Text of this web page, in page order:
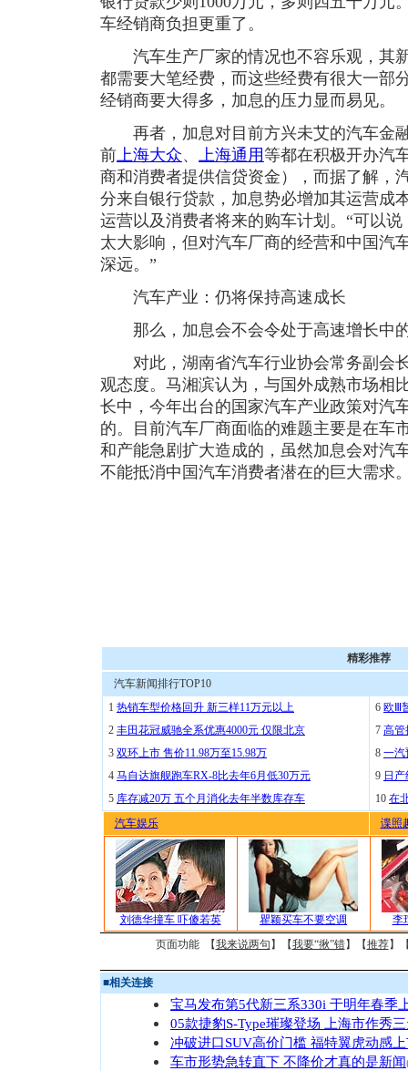
车经销商负担更重了。
汽车生产厂家的情况也不容乐观，其
都需要大笔经费，而这些经费有很大一部
经销商要大得多，加息的压力显而易见。
再者，加息对目前方兴未艾的汽车金
前上海大众、 上海通用等都在积极开办汽
商和消费者提供信贷资金），而据了解，
分来自银行贷款，加息势必增加其运营成
运营以及消费者将来的购车计划。“可以
太大影响，但对汽车厂商的经营和中国汽
深远。”
汽车产业：仍将保持高速成长
那么，加息会不会令处于高速增长中的
对此，湖南省汽车行业协会常务副会
观态度。马湘滨认为，与国外成熟市场相
长中，今年出台的国家汽车产业政策对汽
的。目前汽车厂商面临的难题主要是在车
和产能急剧扩大造成的，虽然加息会对汽
不能抵消中国汽车消费者潜在的巨大需求
精彩推荐
汽车新闻排行TOP10
1 热销车型价格回升 新三样11万元以上
2 丰田花冠威驰全系优惠4000元 仅限北京
3 双环上市 售价11.98万至15.98万
4 马自达旗舰跑车RX-8比去年6月低30万元
5 库存减20万 五个月消化去年半数库存车
6 欧Ⅲ
7 高管
8 一汽
9 日
10 在
汽车娱乐
谍照
刘德华撞车 吓傻若英 瞿颖买车不要空调
李
页面功能 【我来说两句 】【我要“揪”错】【推荐】
■相关连接
宝马发布第5代新三系330i 于明年春季
05款捷豹S-Type璀璨登场 上海市作秀
冲破进口SUV高价门槛 福特翼虎动感
车市形势急转直下 不降价才真的是新闻